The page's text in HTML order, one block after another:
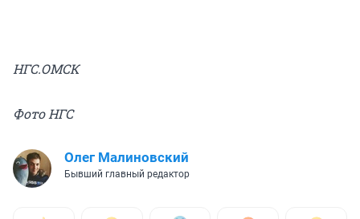
НГС.ОМСК
Фото НГС
Олег Малиновский
Бывший главный редактор